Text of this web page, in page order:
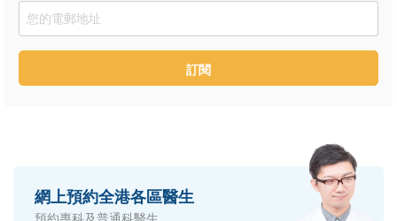
Email
訂閱
網上預約全港各區醫生
預約專科及普通科醫生